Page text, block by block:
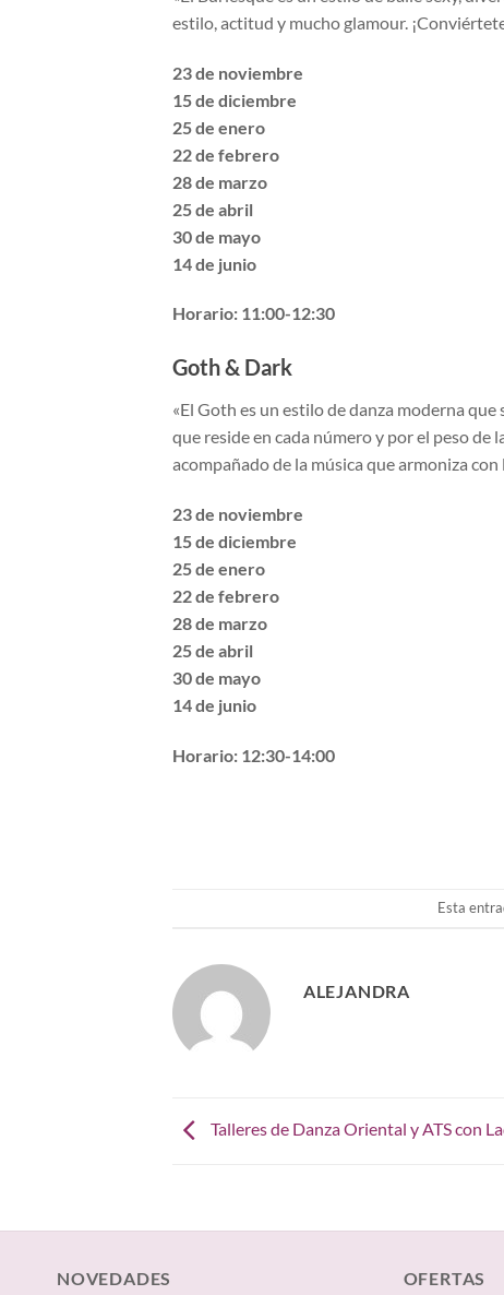
estilo, actitud y mucho glamour.
23 de noviembre
15 de diciembre
25 de enero
22 de febrero
28 de marzo
25 de abril
30 de mayo
14 de junio
Horario: 11:00-12:30
Goth & Dark
«El Goth es un estilo de danza moderna
que reside en cada número y por el peso
acompañado de la música que armoniza con
23 de noviembre
15 de diciembre
25 de enero
22 de febrero
28 de marzo
25 de abril
30 de mayo
14 de junio
Horario: 12:30-14:00
Esta
ALEJANDRA
Talleres de Danza Oriental y ATS con
NOVEDADES OFERTAS